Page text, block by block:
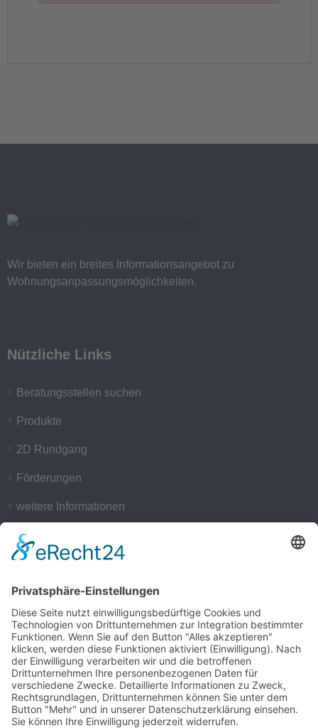
Wir bieten ein breites Informationsangebot zu
Wohnungsanpassungsmöglichkeiten.
Nützliche Links
Beratungsstellen suchen
Produkte
2D Rundgang
Förderungen
weitere Informationen